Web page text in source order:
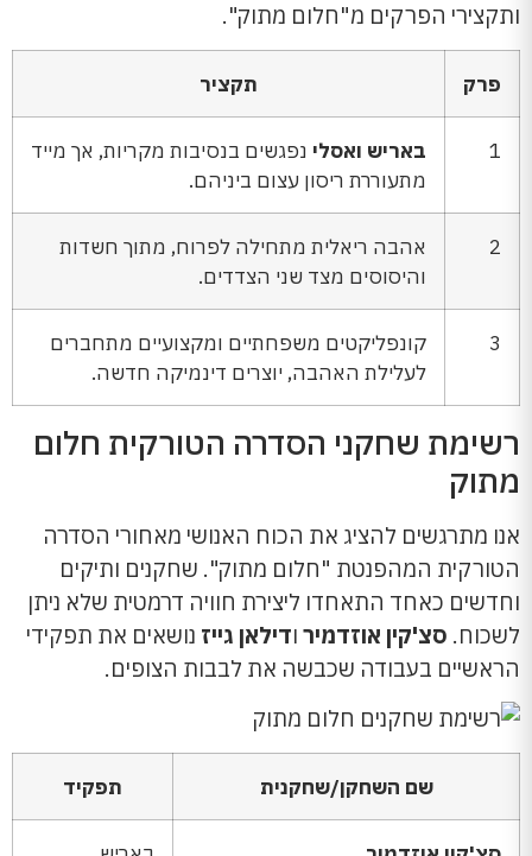
ותקצירי הפרקים מ"חלום מתוק".
פרק תקציר
1 באריש ואסלי נפגשים בנסיבות מקריות, אך מייד
מתעוררת ריסון עצום ביניהם.
2
אהבה ריאלית מתחילה לפרוח, מתוך חשדות
והיסוסים מצד שני הצדדים.
3
קונפליקטים משפחתיים ומקצועיים מתחברים
לעלילת האהבה, יוצרים דינמיקה חדשה.
רשימת שחקני הסדרה הטורקית חלום
מתוק
אנו מתרגשים להציג את הכוח האנושי מאחורי הסדרה
הטורקית המהפנטת "חלום מתוק". שחקנים ותיקים
וחדשים כאחד התאחדו ליצירת חוויה דרמטית שלא ניתן
לשכוח. סצ'קין אוזדמיר ודילאן גייז נושאים את תפקידי
הראשיים בעבודה שכבשה את לבבות הצופים.
שם השחקן/שחקנית תפקיד